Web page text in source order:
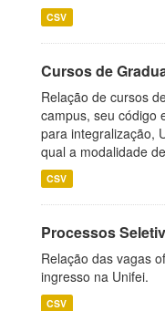
CSV
Cursos de
Relação de cursos
campus, seu código
para integralização,
qual a modalidade
CSV
Processos
Relação das vagas
ingresso na Unifei.
CSV